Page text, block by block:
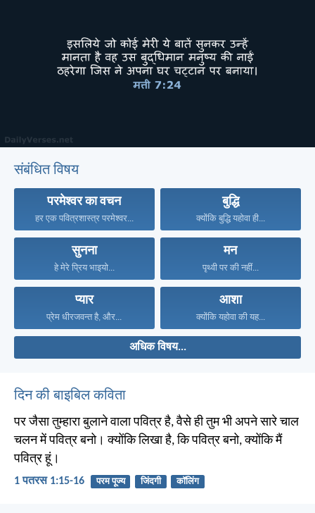
संबंधित विषय
परमेश्वर का वचन
हर एक पवित्रशास्त्र परमेश्वर...
बुद्धि
क्योंकि बुद्धि यहोवा ही...
सुनना
हे मेरे प्रिय भाइयो...
मन
पृथ्वी पर की नहीं...
प्यार
प्रेम धीरजवन्त है, और...
आशा
क्योंकि यहोवा की यह...
अधिक विषय...
दिन की बाइबिल कविता
पर जैसा तुम्हारा बुलाने वाला पवित्र है, वैसे ही तुम भी अपने सारे चाल
चलन में पवित्र बनो। क्योंकि लिखा है, कि पवित्र बनो, क्योंकि मैं
पवित्र हूं।
1 पतरस 1:15-16 परम पूज्य जिंदगी कॉलिंग